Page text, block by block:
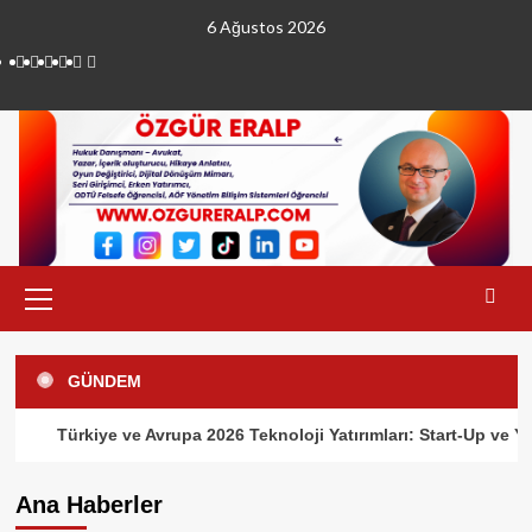
content
6 Ağustos 2026
linkedin
instagram
facebook
twitter
tiktokyoutube
Menu
GÜNDEM
Türkiye ve Avrupa 2026 Teknoloji Yatırımları: Start-Up ve
Ana Haberler